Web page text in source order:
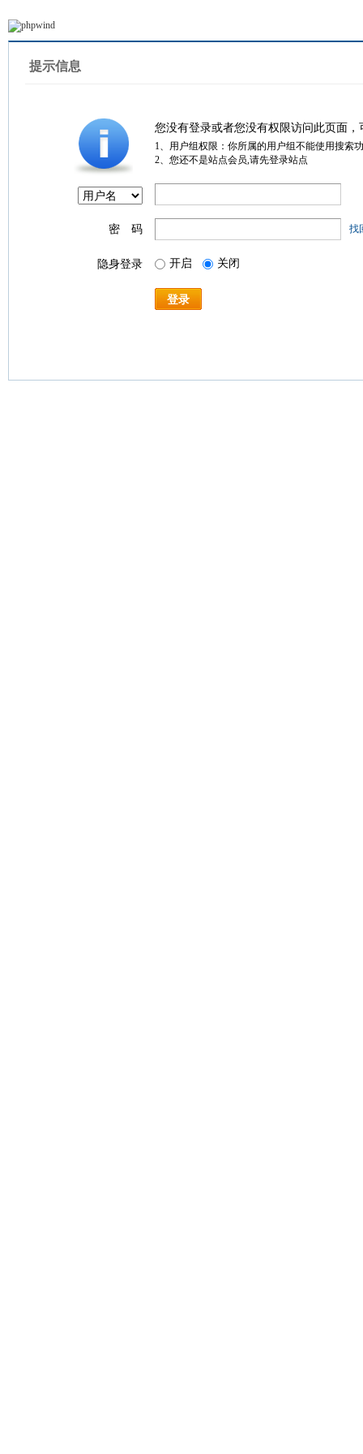
提示信息
您没有登录或者您没有权限访问此页面
1、用户组权限：你所属的用户组不能使用搜索
2、您还不是站点会员,请先登录站点
密 码 找
隐身登录 开启 关闭
登录